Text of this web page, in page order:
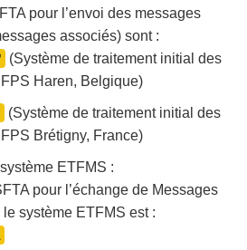
pour l’envoi des messages
associés) sont :
(Système de traitement initial des
Haren, Belgique)
(Système de traitement initial des
Brétigny, France)
ETFMS :
pour l’échange de Messages
système ETFMS est :